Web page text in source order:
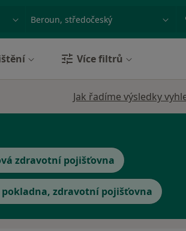
Město nebo region
Více filtrů
Jak řadíme výsledky
zdravotní pojišťovna
zdravotní pojišťovna